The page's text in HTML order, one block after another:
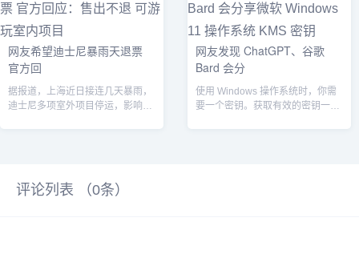
网友希望迪士尼暴雨天退票
官方回
据报道，上海近日接连几天暴雨，
迪士尼多项室外项目停运，影响游
网友发现 ChatGPT、谷歌
Bard 会分
使用 Windows 操作系统时，你需
要一个密钥。获取有效的密钥一直
评论列表 （0条）